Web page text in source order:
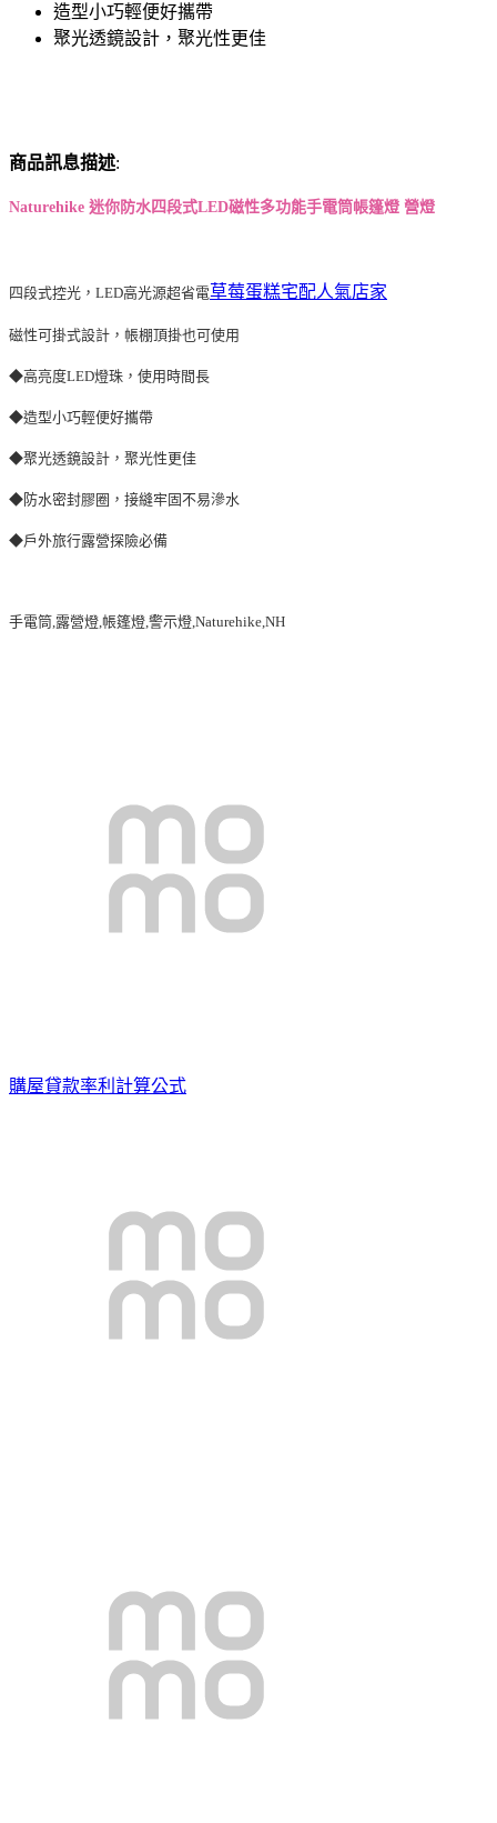
造型小巧輕便好攜帶
聚光透鏡設計，聚光性更佳
商品訊息描述:
Naturehike 迷你防水四段式LED磁性多功能手電筒帳篷燈 營燈
四段式控光，LED高光源超省電草莓蛋糕宅配人氣店家
磁性可掛式設計，帳棚頂掛也可使用
◆高亮度LED燈珠，使用時間長
◆造型小巧輕便好攜帶
◆聚光透鏡設計，聚光性更佳
◆防水密封膠圈，接縫牢固不易滲水
◆戶外旅行露營探險必備
手電筒,露營燈,帳篷燈,警示燈,Naturehike,NH
購屋貸款率利計算公式